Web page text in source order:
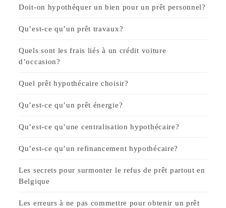
Doit-on hypothéquer un bien pour un prêt personnel?
Qu’est-ce qu’un prêt travaux?
Quels sont les frais liés à un crédit voiture
d’occasion?
Quel prêt hypothécaire choisir?
Qu’est-ce qu’un prêt énergie?
Qu’est-ce qu’une centralisation hypothécaire?
Qu’est-ce qu’un refinancement hypothécaire?
Les secrets pour surmonter le refus de prêt partout en
Belgique
Les erreurs à ne pas commettre pour obtenir un prêt